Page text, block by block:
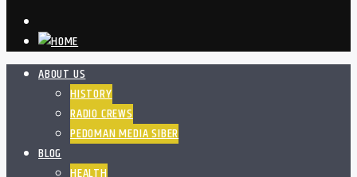
ABOUT US
HISTORY
RADIO CREWS
PEDOMAN MEDIA SIBER
BLOG